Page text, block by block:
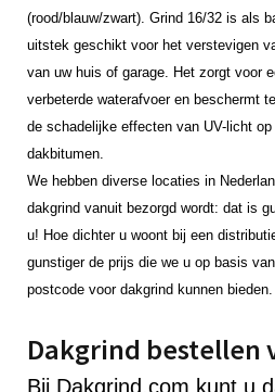
(rood/blauw/zwart). Grind 16/32 is als
uitstek geschikt voor het verstevigen
van uw huis of garage. Het zorgt voor
verbeterde waterafvoer en beschermt
de schadelijke effecten van UV-licht op
dakbitumen.
We hebben diverse locaties in
dakgrind vanuit bezorgd wordt: dat is
u! Hoe dichter u woont bij een
gunstiger de prijs die we u op basis
postcode voor dakgrind kunnen bieden.
Dakgrind bestellen
Bij Dakgrind.com kunt u